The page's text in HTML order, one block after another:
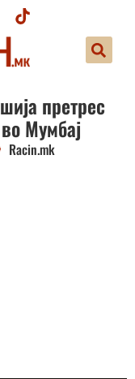
претрес
Мумбај
Racin.mk